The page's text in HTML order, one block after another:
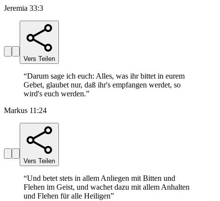
Jeremia 33:3
Vers Teilen
“Darum sage ich euch: Alles, was ihr bittet in eurem
Gebet, glaubet nur, daß ihr's empfangen werdet, so
wird's euch werden.”
Markus 11:24
Vers Teilen
“Und betet stets in allem Anliegen mit Bitten und
Flehen im Geist, und wachet dazu mit allem Anhalten
und Flehen für alle Heiligen”